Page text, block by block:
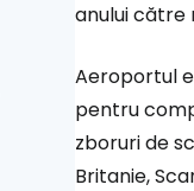
anului către
Aeroportul
pentru
zboruri de
Britanie,